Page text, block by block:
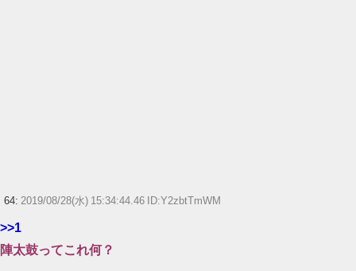
64: 2019/08/28(水) 15:34:44.46 ID:Y2zbtTmWM
>>1
陣太鼓ってこれ何？